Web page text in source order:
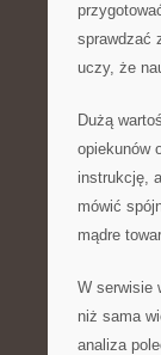
sprawdzać
uczy, że
Dużą
opiekunów
instrukcję,
mówić
mądre
W serwisie
niż sama
analiza